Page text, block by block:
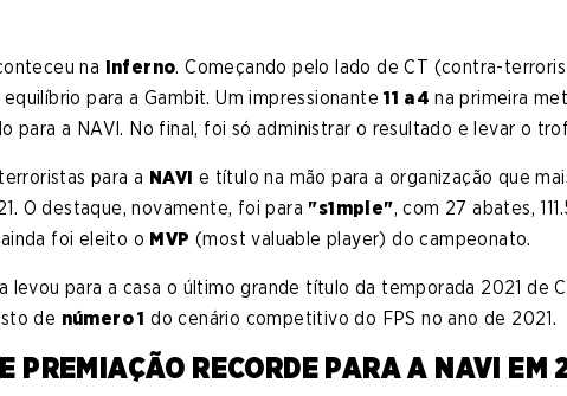
na Inferno. Começando pelo lado de CT (contra-
para a Gambit. Um impressionante11 a 4na primeira
para a NAVI. No final, foi só administrar o resultado e levar o
para a NAVI e título na mão para a organização que
O destaque, novamente, foi para "s1mple", com 27 abates,
foi eleito o MVP (most valuable player) do campeonato.
levou para a casa o último grande título da temporada 2021 de
de número 1 do cenário competitivo do FPS no ano de 2021.
PREMIAÇÃO RECORDE PARA A NAVI EM